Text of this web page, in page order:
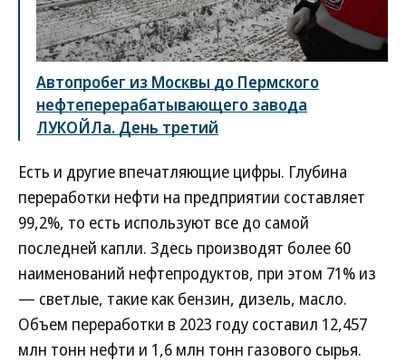
Автопробег из Москвы до Пермского
нефтеперерабатывающего завода
ЛУКОЙЛа. День третий
Есть и другие впечатляющие цифры. Глубина
переработки нефти на предприятии составляет
99,2%, то есть используют все до самой
последней капли. Здесь производят более 60
наименований нефтепродуктов, при этом 71% из
— светлые, такие как бензин, дизель, масло.
Объем переработки в 2023 году составил 12,457
млн тонн нефти и 1,6 млн тонн газового сырья.